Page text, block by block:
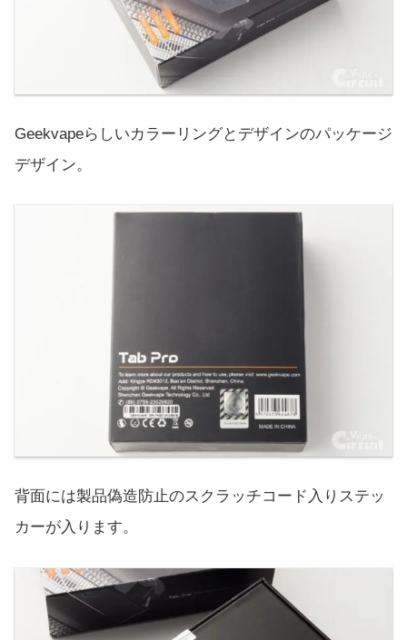
Geekvapeらしいカラーリングとデザインのパッケージ
デザイン。
背面には製品偽造防止のスクラッチコード入りステッ
カーが入ります。